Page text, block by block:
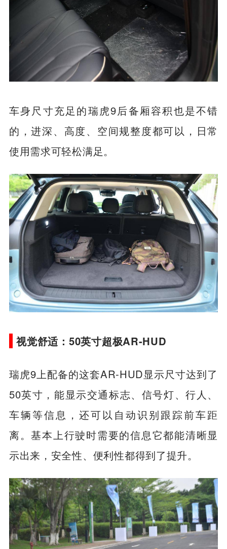
车身尺寸充足的瑞虎9后备厢容积也是不错
的，进深、高度、空间规整度都可以，日常
使用需求可轻松满足。
瑞虎9上配备的这套AR-HUD显示尺寸达到了
50英寸，能显示交通标志、信号灯、行人、
车辆等信息，还可以自动识别跟踪前车距
离。基本上行驶时需要的信息它都能清晰显
示出来，安全性、便利性都得到了提升。